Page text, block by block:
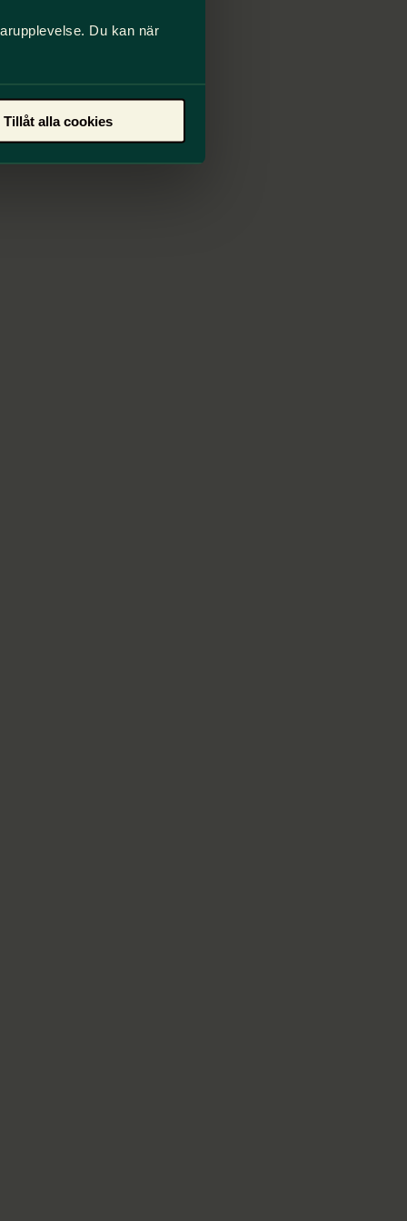
Du kan när
Tillåt alla cookies